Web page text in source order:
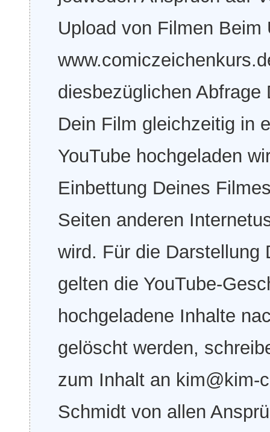
Upload von Filmen
diesbezüglichen
Dein Film gleichzeitig in
YouTube hochgeladen
Einbettung Deines
Seiten anderen
wird. Für die Darstellung
gelten die YouTube-
hochgeladene Inhalte
gelöscht werden,
zum Inhalt an kim@kim-
Schmidt von allen